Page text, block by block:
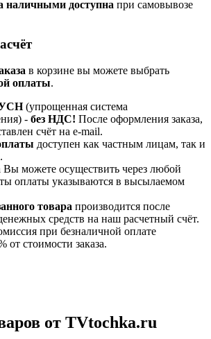
наличными доступна при самовывозе
в корзине вы можете выбрать
оплаты.
УСН(упрощенная система
- без НДС! После оформления заказа,
счёт на e-mail.
доступен как частным лицам, так и
Вы можете осуществить через любой
оплаты указываются в высылаемом
товара производится после
средств на наш расчетный счёт.
при безналичной оплате
от стоимости заказа.
от TVtochka.ru